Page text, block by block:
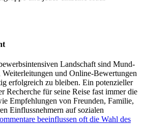
Landschaft sind Mund-
und Online-Bewertungen
erfolgreich zu bleiben. Ein potenzieller
Recherche für seine Reise fast immer die
Empfehlungen von Freunden, Familie,
Einflussnehmern auf sozialen
beeinflussen oft die Wahl des